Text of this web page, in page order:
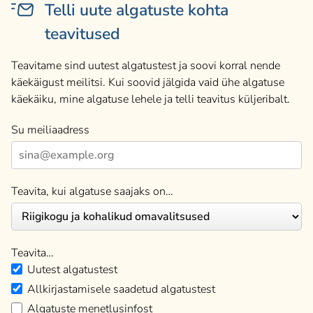
Telli uute algatuste kohta
teavitused
Teavitame sind uutest algatustest ja soovi korral nende
käekäigust meilitsi. Kui soovid jälgida vaid ühe algatuse
käekäiku, mine algatuse lehele ja telli teavitus küljeribalt.
Su meiliaadress
Teavita, kui algatuse saajaks on…
Teavita…
Uutest algatustest
Allkirjastamisele saadetud algatustest
Algatuste menetlusinfost